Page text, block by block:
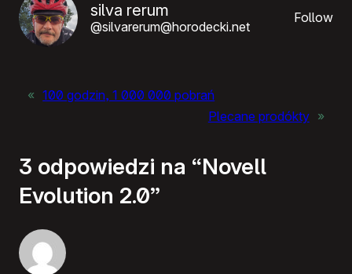
silva rerum
@silvarerum@horodecki.net
Follow
« 100 godzin, 1 000 000 pobrań
Plecane prodókty »
3 odpowiedzi na “Novell
Evolution 2.0”